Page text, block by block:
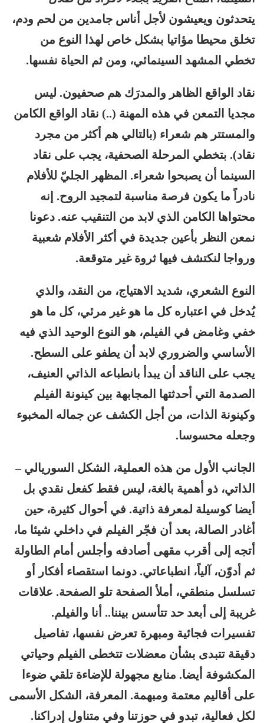
يتحدثون ويعيشون لأجل أناس جامدين من لحم ودم،
تخلق محيطا مؤاتيا بشكل خاص لهذا النوع من
تخطي المشهد السينمائي، ومن ثم الحياة نفسها.
نقاد الواقع الظاهر والمدرَك هم صحفيون. ليس
مجديا التمعن في هذه المهنة (..) نقاد الواقع الكامن
والمستتر هم شعراء (بالتالي هم أكثر من مجرد
نقاد). بتخطي المرحلة الصحفية، يجب على نقاد
السينما أن يصبحوا شعراء. المظهر الجليّ للأفلام
نادراً ما يكون فرصة مناسبة لتمجيد الروح. إنه
محتواها الكامن الذي لابد من التنقيب عنه. دعونا
نمعن النظر بأعين جديدة في أكثر الأفلام شعبية
ورواجا لنكتشف فيها ثروة غير متوقعة.
النوع الشعري، شديد الاهتياج، من النقد، والذي
يُدخل في اعتباره كل ما هو غير مرئي، كل ما هو
خفي وغامض في الفيلم، هو النوع الوحيد الذي فيه
الأساسي والضروري لابد أن يطفو على السطح.
يجب على الناقد أن يبدأ بانطباعه الذاتي العنيف،
الصدمة التي أحدثتها المجابهة بين كينونة الفيلم
وكينونة الذات، من أجل الكشف عن جماله المخبوء
وجعله محسوسا.
الجانب الأول من هذه العملية، الشكل السوريالي –
الذاتي، ذو أهمية بالغة، ليس فقط كفعل نقدي بل
أيضا كوسيلة لمعرفة ذاتية. في أحوال كثيرة، حين
أغادر الصالة، بعد أن فجّر الفيلم في داخلي شيئا ما،
أتجه إلى أقرب مقهى أصادفه وأجلس أمام الطاولة
ثم أدوّن، آلياً، انطباعاتي. دونما استقصاء أفكار أو
تسلسل منطقي، أملأ الصفحة تلو الصفحة. علاقات
غريبة إلى أبعد حد تتأسس بيننا.. أنا والفيلم.
تفسيرات فجائية ومبهرة تعرض نفسها، تفاصيل
دقيقة تتبدى بشأن معضلات تتخطى الفيلم وحياتي
المكشوفة أيضا. منابع مجهولة للإضاءة تلقي ضوءا
على أقاليم معتمة ومبهمة. المعرفة، الشكل الأسمى
لكل فعالية، تبدو في حوزتنا وفي متناول إدراكنا.